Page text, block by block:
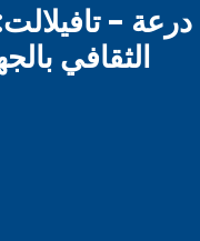
درعة -
الثقافي